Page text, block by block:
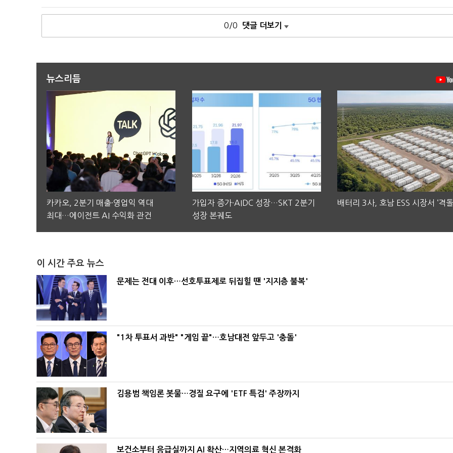
0/0 댓글 더보기
뉴스리듬
카카오, 2분기 매출·영업익 역대
최대…에이전트 AI 수익화 관건
가입자 증가·AIDC 성장…SKT 2분기
성장 본궤도
배터리 3사, 호남 ESS 시장서 ‘격돌
이 시간 주요 뉴스
문제는 전대 이후…선호투표제로 뒤집힐 땐 '지지층 불복'
"1차 투표서 과반" "게임 끝"…호남대전 앞두고 '충돌'
김용범 책임론 봇물…경질 요구에 'ETF 특검' 주장까지
보건소부터 응급실까지 AI 확산…지역의료 혁신 본격화